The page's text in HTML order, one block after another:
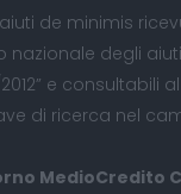
de minimis
nazionale degli
e consultabili
di ricerca nel
MedioCredito